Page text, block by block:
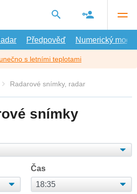
Předpověď Numerický model
s letními teplotami
Radarové snímky, radar
snímky
Čas